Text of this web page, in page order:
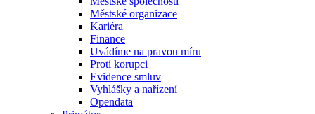
Městské organizace
Kariéra
Finance
Uvádíme na pravou míru
Proti korupci
Evidence smluv
Vyhlášky a nařízení
Opendata